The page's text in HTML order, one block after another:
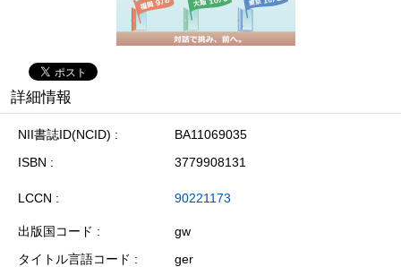
詳細情報
NII書誌ID(NCID)
BA11069035
ISBN
3779908131
LCCN 90221173
出版国コード
gw
タイトル言語コード
ger